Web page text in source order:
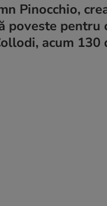
Pinocchio,
poveste
acum